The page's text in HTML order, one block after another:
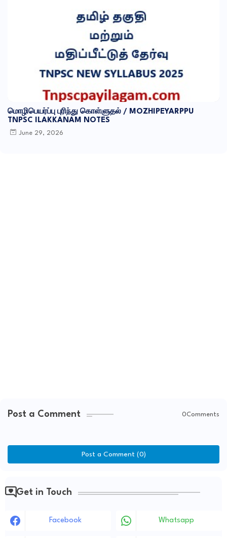
மொழிபெயர்ப்பு புரிந்து கொள்ளுதல் / MOZHIPEYARPPU
TNPSC ILAKKANAM NOTES
June 29, 2026
Post a Comment 0Comments
Post a Comment (0)
Get in Touch
Facebook Whatsapp